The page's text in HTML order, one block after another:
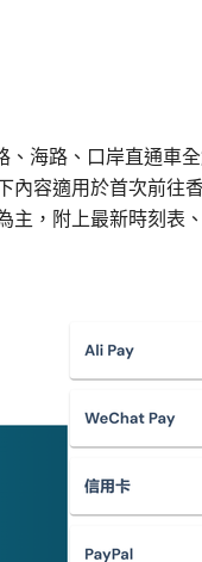
海路、口岸直通車
容適用於首次前往
，附上最新時刻表